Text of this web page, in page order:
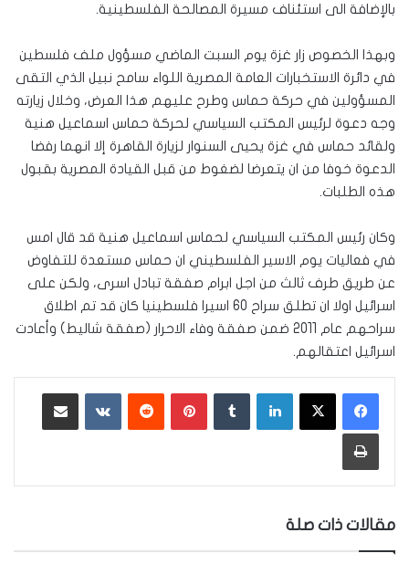
بالإضافة الى استئناف مسيرة المصالحة الفلسطينية.
وبهذا الخصوص زار غزة يوم السبت الماضي مسؤول ملف فلسطين
في دائرة الاستخبارات العامة المصرية اللواء سامح نبيل الذي التقى
المسؤولين في حركة حماس وطرح عليهم هذا العرض، وخلال زيارته
وجه دعوة لرئيس المكتب السياسي لحركة حماس اسماعيل هنية
ولقائد حماس في غزة يحيى السنوار لزيارة القاهرة إلا انهما رفضا
الدعوة خوفا من ان يتعرضا لضغوط من قبل القيادة المصرية بقبول
هذه الطلبات.
وكان رئيس المكتب السياسي لحماس اسماعيل هنية قد قال امس
في فعاليات يوم الاسير الفلسطيني ان حماس مستعدة للتفاوض
عن طريق طرف ثالث من اجل ابرام صفقة تبادل اسرى، ولكن على
اسرائيل اولا ان تطلق سراح 60 اسيرا فلسطينيا كان قد تم اطلاق
سراحهم عام 2011 ضمن صفقة وفاء الاحرار (صفقة شاليط) وأعادت
اسرائيل اعتقالهم.
لينكدإن بينتيريست ‏VKontakte
طباعة
مقالات ذات صلة